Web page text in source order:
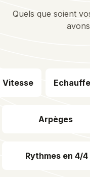
Quels que soient
Vitesse
Arpèges
Rythmes en 4/4